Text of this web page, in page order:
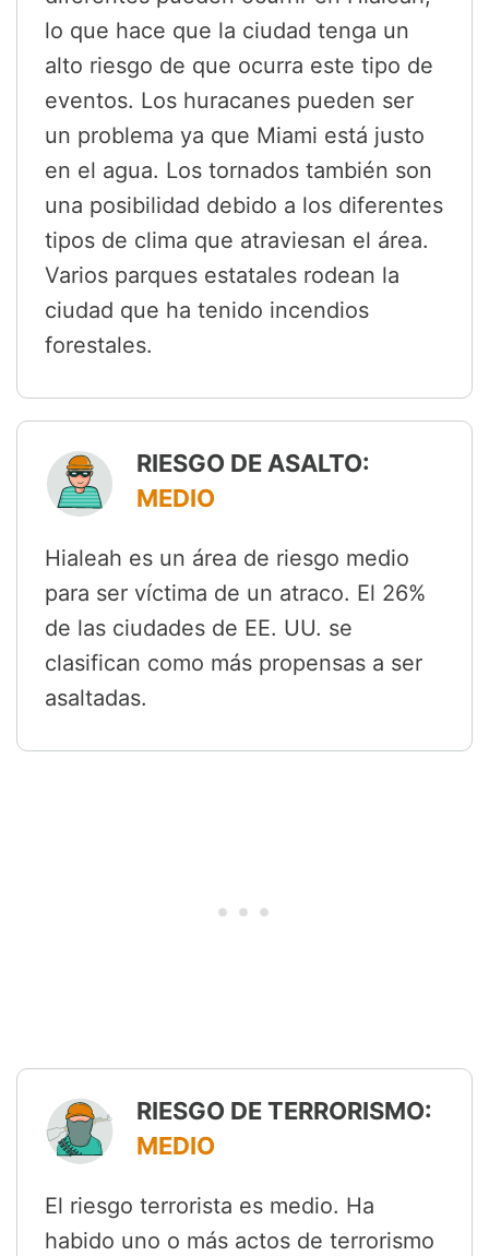
lo que hace que la ciudad tenga un
alto riesgo de que ocurra este tipo de
eventos. Los huracanes pueden ser
un problema ya que Miami está justo
en el agua. Los tornados también son
una posibilidad debido a los diferentes
tipos de clima que atraviesan el área.
Varios parques estatales rodean la
ciudad que ha tenido incendios
forestales.
RIESGO DE ASALTO:
MEDIO
Hialeah es un área de riesgo medio
para ser víctima de un atraco. El 26%
de las ciudades de EE. UU. se
clasifican como más propensas a ser
asaltadas.
RIESGO DE TERRORISMO:
MEDIO
El riesgo terrorista es medio. Ha
habido uno o más actos de terrorismo